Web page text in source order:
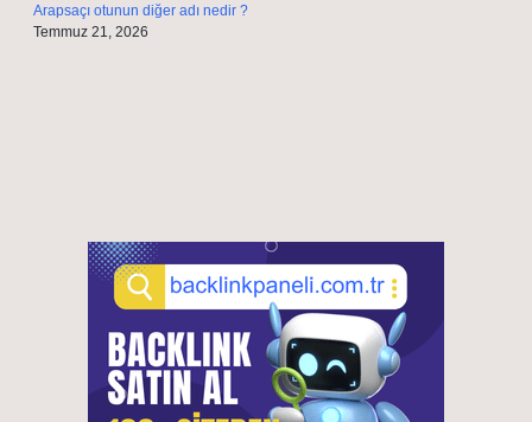
Arapsaçı otunun diğer adı nedir ?
Temmuz 21, 2026